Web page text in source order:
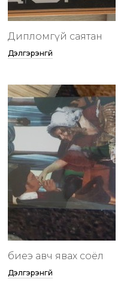
Дипломгүй саятан
Дэлгэрэнгүй
биеэ авч явах соёл
Дэлгэрэнгүй